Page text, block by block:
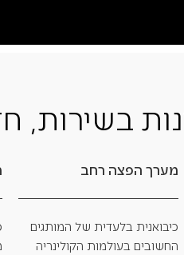
בשירות,
מערך הפצה רחב
כיבואנית בלעדית של המותגים
החשובים בעולמות הקולינריה